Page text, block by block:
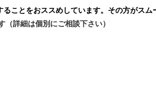
ことをおススめしています。その方がスム
（詳細は個別にご相談下さい）